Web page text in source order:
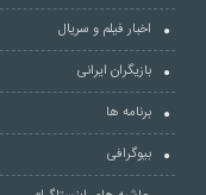
اخبار فیلم و سریال
بازیگران ایرانی
برنامه ها
بیوگرافی